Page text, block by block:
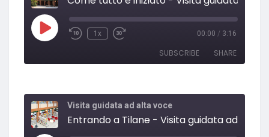
1x 00:00 / 3:16
SUBSCRIBE SHARE
RSS FEED
LINK
Visita guidata ad alta voce